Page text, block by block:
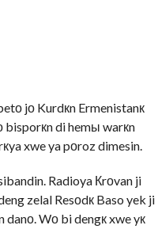
jо Kurdкn Ermenistanк
bisporкn di hemы warкn
xwe ya pоroz dimesin.
Radioya Кrоvan ji
zelal Resоdк Baso yek ji
Wо bi dengк xwe yк